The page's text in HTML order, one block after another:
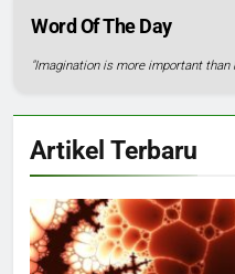
Word Of The Day
"Imagination is more important than
Artikel Terbaru